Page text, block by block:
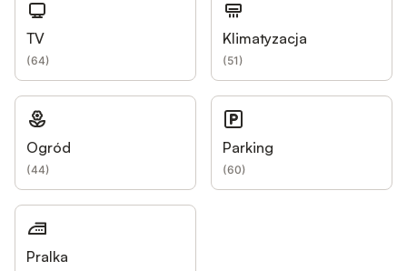
TV
(64)
Klimatyzacja
(51)
Ogród
(44)
Parking
(60)
Pralka